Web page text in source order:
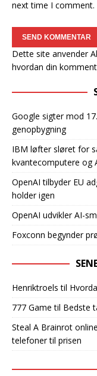
next time I comment.
Dette site anvender
hvordan din
Google sigter mod
genopbygning
IBM løfter sløret for
kvantecomputere og
OpenAI tilbyder EU
holder igen
OpenAI udvikler AI-
Foxconn begynder
Henriktroels til
777 Game til Bedste
Steal A Brainrot online
telefoner til prisen